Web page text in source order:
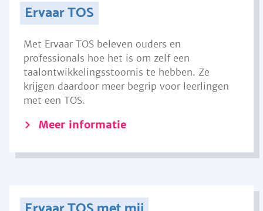
Ervaar TOS
Met Ervaar TOS beleven ouders en
professionals hoe het is om zelf een
taalontwikkelingsstoornis te hebben. Ze
krijgen daardoor meer begrip voor leerlingen
met een TOS.
Meer informatie